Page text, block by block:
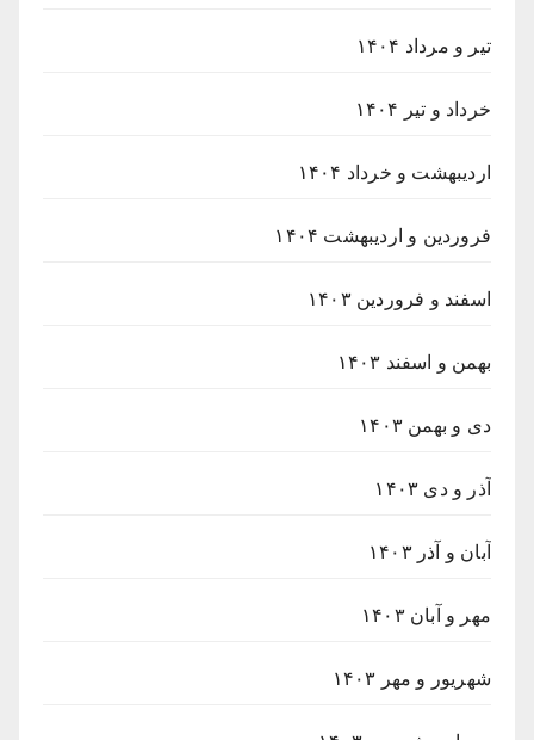
تیر و مرداد ۱۴۰۴
خرداد و تیر ۱۴۰۴
اردیبهشت و خرداد ۱۴۰۴
فروردین و اردیبهشت ۱۴۰۴
اسفند و فروردین ۱۴۰۳
بهمن و اسفند ۱۴۰۳
دی و بهمن ۱۴۰۳
آذر و دی ۱۴۰۳
آبان و آذر ۱۴۰۳
مهر و آبان ۱۴۰۳
شهریور و مهر ۱۴۰۳